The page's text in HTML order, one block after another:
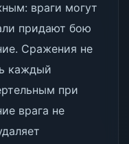
враги могут
придают бою
Сражения не
каждый
при
врага не